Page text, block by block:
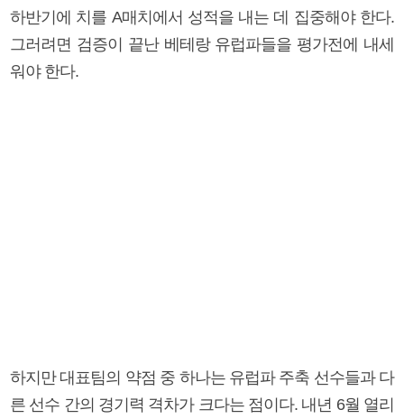
하반기에 치를 A매치에서 성적을 내는 데 집중해야 한다.
그러려면 검증이 끝난 베테랑 유럽파들을 평가전에 내세
워야 한다.
하지만 대표팀의 약점 중 하나는 유럽파 주축 선수들과 다
른 선수 간의 경기력 격차가 크다는 점이다. 내년 6월 열리